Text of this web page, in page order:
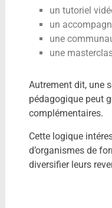
un tutoriel
un
une
une
Autrement dit, une
pédagogique peut
complémentaires.
Cette logique
d’organismes de
diversifier leurs